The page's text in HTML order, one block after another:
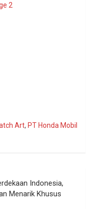
2
Art, PT Honda Mobil
Indonesia,
Menarik Khusus